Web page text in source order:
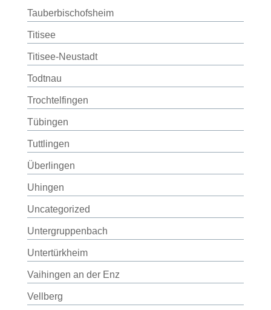
Tauberbischofsheim
Titisee
Titisee-Neustadt
Todtnau
Trochtelfingen
Tübingen
Tuttlingen
Überlingen
Uhingen
Uncategorized
Untergruppenbach
Untertürkheim
Vaihingen an der Enz
Vellberg